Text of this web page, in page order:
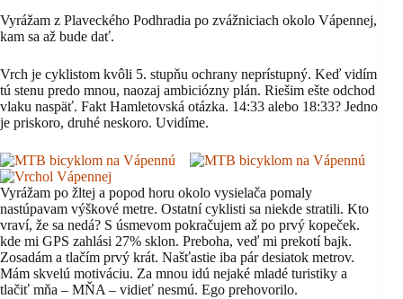
Vyrážam z Plaveckého Podhradia po zvážniciach okolo Vápennej,
kam sa až bude dať.
Vrch je cyklistom kvôli 5. stupňu ochrany neprístupný. Keď vidím
tú stenu predo mnou, naozaj ambiciózny plán. Riešim ešte odchod
vlaku naspäť. Fakt Hamletovská otázka. 14:33 alebo 18:33? Jedno
je priskoro, druhé neskoro. Uvidíme.
Vyrážam po žltej a popod horu okolo vysielača pomaly
nastúpavam výškové metre. Ostatní cyklisti sa niekde stratili. Kto
vraví, že sa nedá? S úsmevom pokračujem až po prvý kopeček.
kde mi GPS zahlási 27% sklon. Preboha, veď mi prekotí bajk.
Zosadám a tlačím prvý krát. Našťastie iba pár desiatok metrov.
Mám skvelú motiváciu. Za mnou idú nejaké mladé turistiky a
tlačiť mňa – MŇA – vidieť nesmú. Ego prehovorilo.